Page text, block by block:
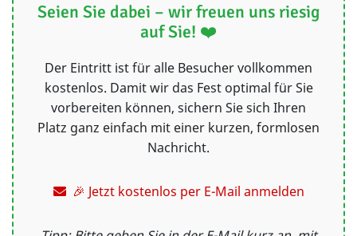
Seien Sie dabei – wir freuen uns riesig
auf Sie! ❤️
Der Eintritt ist für alle Besucher vollkommen
kostenlos. Damit wir das Fest optimal für Sie
vorbereiten können, sichern Sie sich Ihren
Platz ganz einfach mit einer kurzen, formlosen
Nachricht.
🎉 Jetzt kostenlos per E-Mail anmelden